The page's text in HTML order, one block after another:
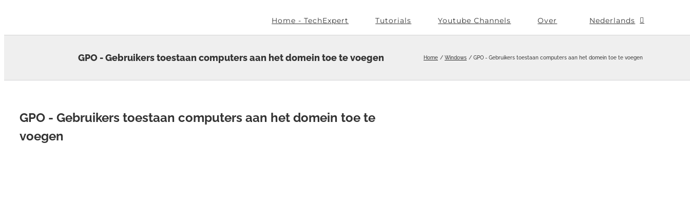
Home - TechExpert Tutorials Youtube Channels Over Nederlands
GPO - Gebruikers toestaan computers aan het domein toe te voegen Home Windows GPO - Gebruikers toestaan computers aan het domein toe te voegen
GPO - Gebruikers toestaan computers aan het domein toe te
voegen